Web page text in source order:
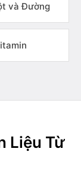
và Đường
Liệu Từ